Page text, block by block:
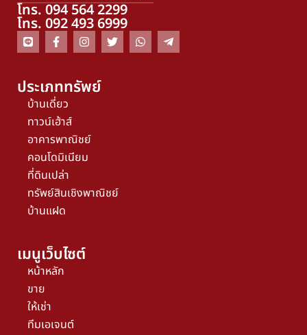
โทร. 094 564 2299
โทร. 092 493 6999
ประเภททรัพย์
บ้านเดี่ยว
ทาวน์เฮ้าส์
อาคารพาณิชย์
คอนโดมิเนียม
ที่ดินเปล่า
ทรัพย์สินเชิงพาณิชย์
บ้านแฝด
เมนูเว็บไซต์
หน้าหลัก
ขาย
ให้เช่า
ทีมเอเจนต์